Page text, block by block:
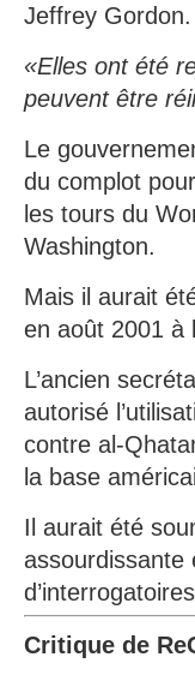
Jeffrey Gordon.
«Elles ont été
peuvent être
Le
du complot
les tours du
Washington.
Mais il aurait
en août 2001 à
L’ancien
autorisé
contre al-
la base
Il aurait été
assourdissante
Critique de